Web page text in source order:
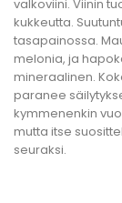
valkoviini. Viinin
kukkeutta.
tasapainossa.
melonia, ja
mineraalinen.
paranee
kymmenenkin
mutta itse
seuraksi.